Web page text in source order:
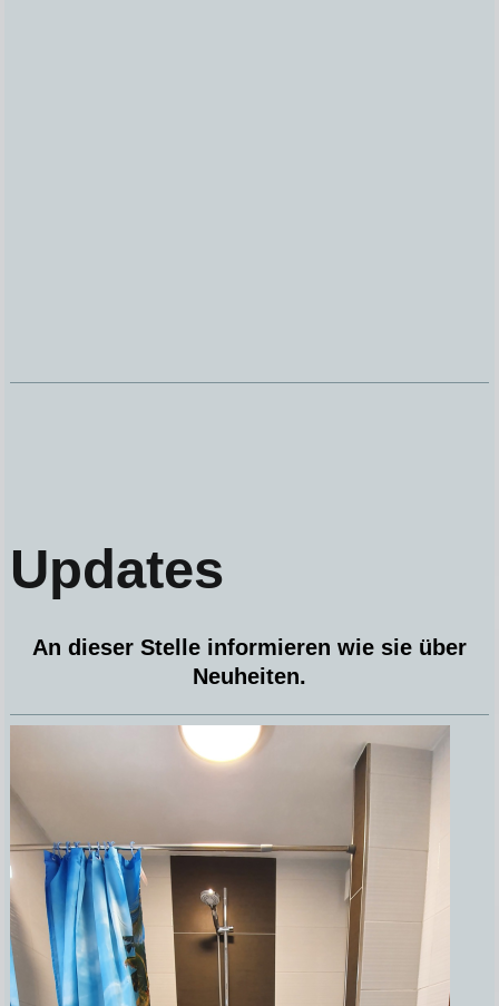
Updates
An dieser Stelle informieren wie sie über
Neuheiten.